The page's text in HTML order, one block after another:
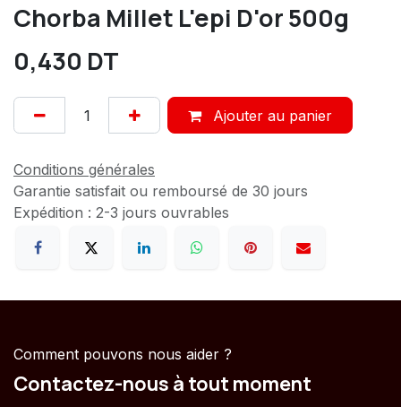
Chorba Millet L'epi D'or 500g
0,430 DT
Ajouter au panier
Conditions générales
Garantie satisfait ou remboursé de 30 jours
Expédition : 2-3 jours ouvrables
Comment pouvons nous aider ?
Contactez-nous à tout moment